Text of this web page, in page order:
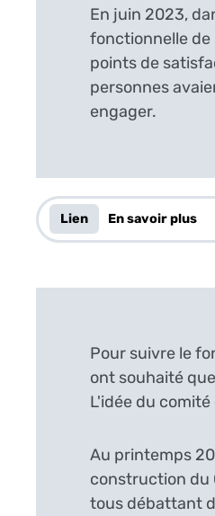
En juin 2023,
fonctionnelle de
points de
personnes
engager.
Lien En savoir plus
Pour suivre le
ont souhaité
L'idée du
Au printemps
construction du
tous débattant